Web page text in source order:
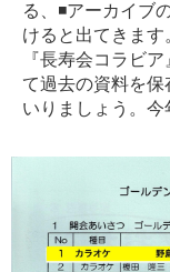
る、◾️アーカイブ
けると出てきます
『長寿会コラビ
て過去の資料を保
いりましょう。今